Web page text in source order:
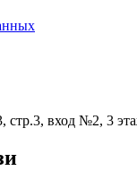
стр.3, вход №2, 3